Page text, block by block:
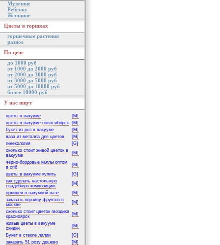
Мужчине
Ребенку
Женщине
Цветы в горшках
горшечные растения
разное
По цене
до 1000 руб
от 1000 до 2000 руб
от 2000 до 3000 руб
от 3000 до 5000 руб
от 5000 до 10000 руб
более 10000 руб
У нас ищут
цветы в вакууме
[M]
цветы в вакууме новосибирск
[M]
букет из роз в вакууме
[M]
ваза из металла для цветов
[M]
гинекология
[G]
сколько стоит живой цветок в
вакууме
[M]
чёрно-бордовые каллы оптом
в спб
[M]
цветы в вакууме купить
[G]
как сделать настольную
свадебную композицию
[M]
орхидеи в вакумной вазе
[M]
заказать корзину фруктов в
москве
[M]
сколько стоит цветок гвоздика
красноярск
[M]
живые цветы в вакууме
скидки
[M]
Букет в стекле лилии
[G]
заказать 51 розу дешево
[M]